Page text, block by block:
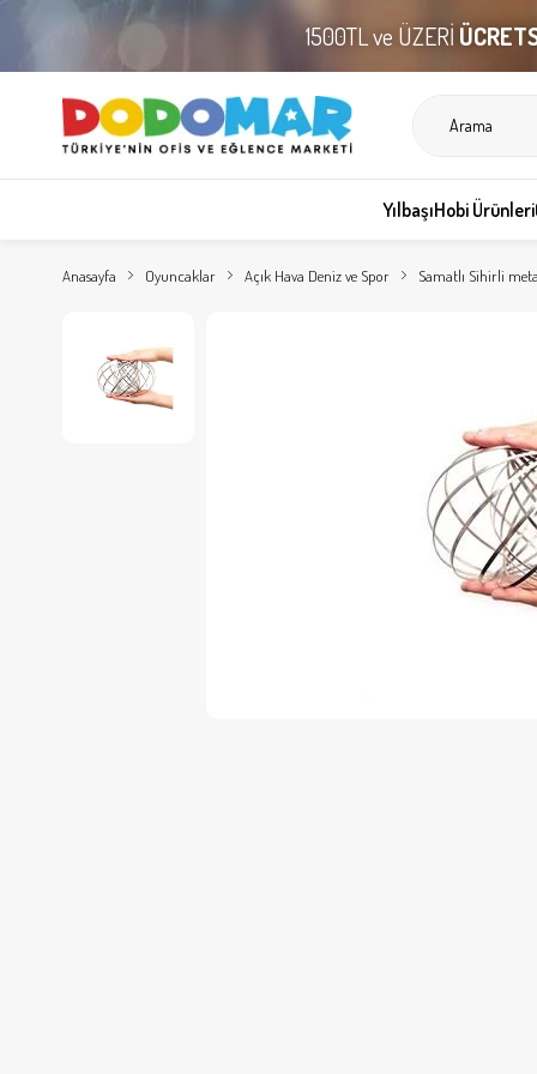
1500TL ve ÜZERİ
YılbaşıHobi Ürünleri
Anasayfa Oyuncaklar Açık Hava Deniz ve Spor Samatlı Sihirli